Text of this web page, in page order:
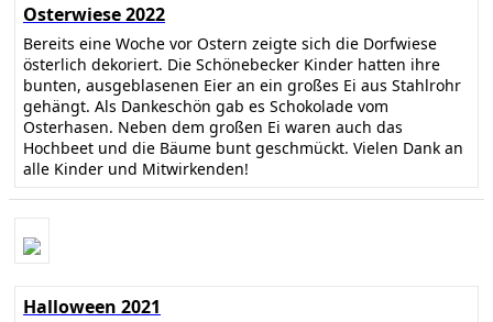
Osterwiese 2022
Bereits eine Woche vor Ostern zeigte sich die Dorfwiese
österlich dekoriert. Die Schönebecker Kinder hatten ihre
bunten, ausgeblasenen Eier an ein großes Ei aus Stahlrohr
gehängt. Als Dankeschön gab es Schokolade vom
Osterhasen. Neben dem großen Ei waren auch das
Hochbeet und die Bäume bunt geschmückt. Vielen Dank an
alle Kinder und Mitwirkenden!
Halloween 2021